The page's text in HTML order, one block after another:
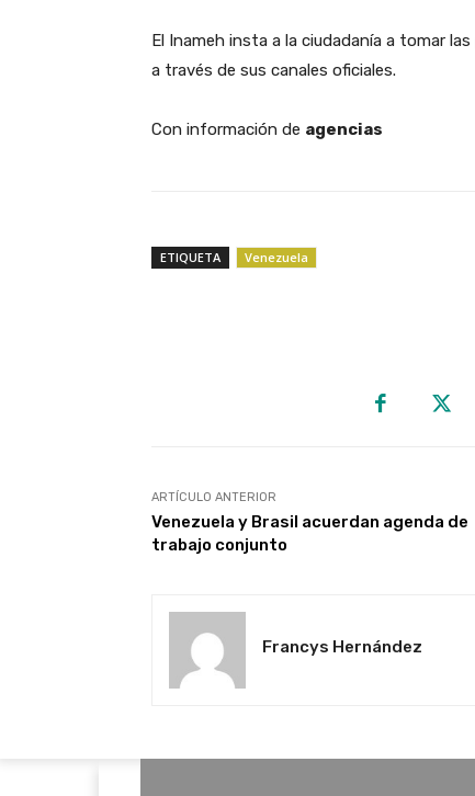
​El Inameh insta a la ciudadanía a tomar
a través de sus canales oficiales.
Con información de agencias
ETIQUETA Venezuela
ARTÍCULO ANTERIOR
Venezuela y Brasil acuerdan agenda de
trabajo conjunto
Francys Hernández